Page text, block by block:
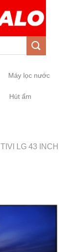
Máy lọc nước
Hút ẩm
TIVI LG 43 INCH